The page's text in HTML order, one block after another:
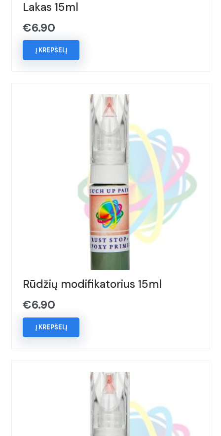
Lakas 15ml
€6.90
Į KREPŠELĮ
Rūdžių modifikatorius 15ml
€6.90
Į KREPŠELĮ